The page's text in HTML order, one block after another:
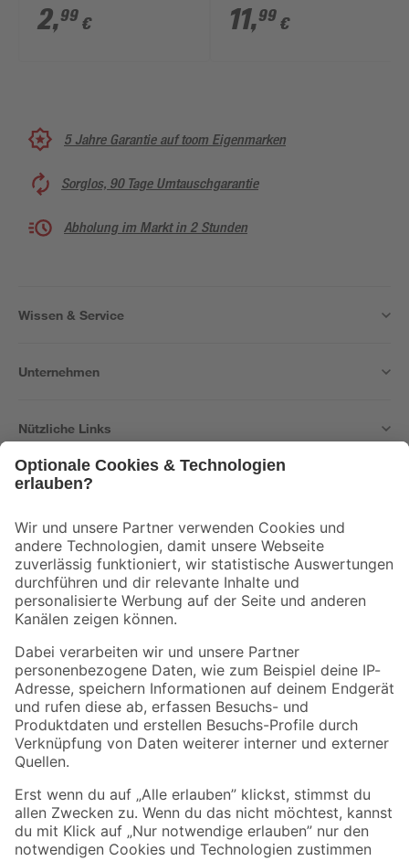
'Micromot' Ø 7 mm 5
Stück
2,99 € 11,99 €
5 Jahre Garantie auf toom Eigenmarken
Sorglos, 90 Tage Umtauschgarantie
Abholung im Markt in 2 Stunden
Wissen & Service
Unternehmen
Nützliche Links
Der toom Newsletter: Keine Angebote und Aktionen mehr verpassen!
Zur Newsletter Anmeldung
Folge uns
Zahlungsarten Versandarten
Sicher einkaufen
Jetzt die toom-App herunterladen